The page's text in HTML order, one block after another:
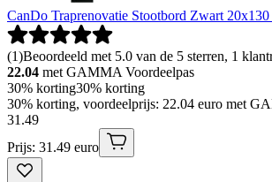
CanDo Traprenovatie Stootbord Zwart
(1)Beoordeeld met 5.0 van de 5 sterren, 1
22.04 met GAMMA Voordeelpas
30% korting30% korting
30% korting, voordeelprijs: 22.04 euro met
31 .49
Prijs: 31.49 euro